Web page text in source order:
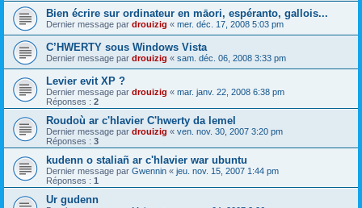
Bien écrire sur ordinateur en māori, espéranto, gallois...
Dernier message par drouizig « mer. déc. 17, 2008 5:03 pm
C’HWERTY sous Windows Vista
Dernier message par drouizig « sam. déc. 06, 2008 3:33 pm
Levier evit XP ?
Dernier message par drouizig « mar. janv. 22, 2008 6:38 pm
Réponses : 2
Roudoù ar c'hlavier C'hwerty da lemel
Dernier message par drouizig « ven. nov. 30, 2007 3:20 pm
Réponses : 3
kudenn o staliañ ar c'hlavier war ubuntu
Dernier message par Gwennin « jeu. nov. 15, 2007 1:44 pm
Réponses : 1
Ur gudenn